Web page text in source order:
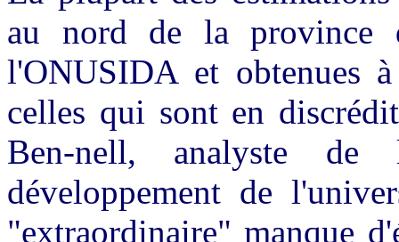
au nord de la province
l'ONUSIDA et obtenues
celles qui sont en
Ben-nell, analyste
développement de
"extraordinaire" manque